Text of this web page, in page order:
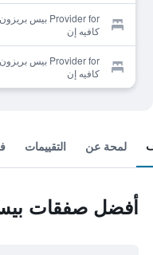
Provider for بيس بريزون
كافيه إن
Provider for بيس بريزون
كافيه إن
لمحة عن التقييمات
أفضل صفقات